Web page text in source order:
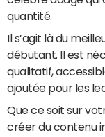
quantité.
Il s’agit là du
débutant. Il est
qualitatif,
ajoutée pour les
Que ce soit sur
créer du contenu